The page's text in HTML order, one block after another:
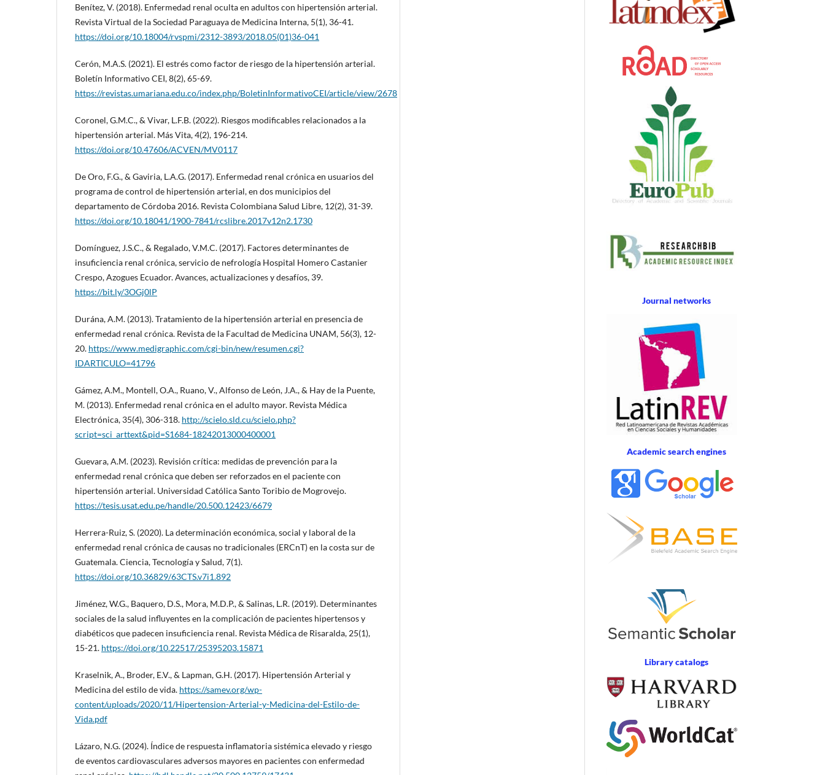
Benítez, V. (2018). Enfermedad renal oculta en adultos con hipertensión arterial.
Revista Virtual de la Sociedad Paraguaya de Medicina Interna, 5(1), 36-41.
https://doi.org/10.18004/rvspmi/2312-3893/2018.05(01)36-041
Cerón, M.A.S. (2021). El estrés como factor de riesgo de la hipertensión arterial.
Boletín Informativo CEI, 8(2), 65-69.
https://revistas.umariana.edu.co/index.php/BoletinInformativoCEI/article/view/2678
Coronel, G.M.C., & Vivar, L.F.B. (2022). Riesgos modificables relacionados a la
hipertensión arterial. Más Vita, 4(2), 196-214.
https://doi.org/10.47606/ACVEN/MV0117
De Oro, F.G., & Gaviria, L.A.G. (2017). Enfermedad renal crónica en usuarios del
programa de control de hipertensión arterial, en dos municipios del
departamento de Córdoba 2016. Revista Colombiana Salud Libre, 12(2), 31-39.
https://doi.org/10.18041/1900-7841/rcslibre.2017v12n2.1730
Domínguez, J.S.C., & Regalado, V.M.C. (2017). Factores determinantes de
insuficiencia renal crónica, servicio de nefrología Hospital Homero Castanier
Crespo, Azogues Ecuador. Avances, actualizaciones y desafíos, 39.
https://bit.ly/3OGj0lP
Durána, A.M. (2013). Tratamiento de la hipertensión arterial en presencia de
enfermedad renal crónica. Revista de la Facultad de Medicina UNAM, 56(3), 12-
20. https://www.medigraphic.com/cgi-bin/new/resumen.cgi?
IDARTICULO=41796
Gámez, A.M., Montell, O.A., Ruano, V., Alfonso de León, J.A., & Hay de la Puente,
M. (2013). Enfermedad renal crónica en el adulto mayor. Revista Médica
Electrónica, 35(4), 306-318. http://scielo.sld.cu/scielo.php?
script=sci_arttext&pid=S1684-18242013000400001
Guevara, A.M. (2023). Revisión crítica: medidas de prevención para la
enfermedad renal crónica que deben ser reforzados en el paciente con
hipertensión arterial. Universidad Católica Santo Toribio de Mogrovejo.
https://tesis.usat.edu.pe/handle/20.500.12423/6679
Herrera-Ruiz, S. (2020). La determinación económica, social y laboral de la
enfermedad renal crónica de causas no tradicionales (ERCnT) en la costa sur de
Guatemala. Ciencia, Tecnología y Salud, 7(1).
https://doi.org/10.36829/63CTS.v7i1.892
Jiménez, W.G., Baquero, D.S., Mora, M.D.P., & Salinas, L.R. (2019). Determinantes
sociales de la salud influyentes en la complicación de pacientes hipertensos y
diabéticos que padecen insuficiencia renal. Revista Médica de Risaralda, 25(1),
15-21. https://doi.org/10.22517/25395203.15871
Kraselnik, A., Broder, E.V., & Lapman, G.H. (2017). Hipertensión Arterial y
Medicina del estilo de vida. https://samev.org/wp-
content/uploads/2020/11/Hipertension-Arterial-y-Medicina-del-Estilo-de-
Vida.pdf
Lázaro, N.G. (2024). Índice de respuesta inflamatoria sistémica elevado y riesgo
de eventos cardiovasculares adversos mayores en pacientes con enfermedad
Journal networks
Academic search engines
Library catalogs